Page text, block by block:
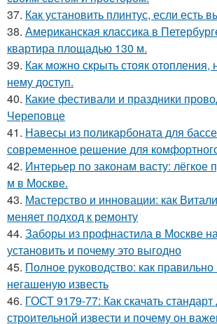
37. Как установить плинтус, если есть
38. Американская классика в
квартира площадью 130 м.
39. Как можно скрыть стояк отопления,
нему доступ.
40. Какие фестивали и праздники
Череповце
41. Навесы из поликарбоната для
современное решение для
42. Интерьер по законам васту: лёгкое
м в Москве.
43. Мастерство и инновации: как
меняет подход к ремонту
44. Заборы из профнастила в Москве
установить и почему это выгодно
45. Полное руководство: как правильно
негашеную известь
46. ГОСТ 9179-77: Как скачать стандарт
строительной извести и почему он